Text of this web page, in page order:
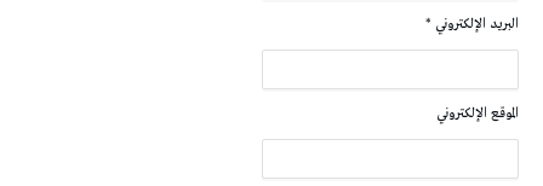
البريد الإلكتروني *
الموقع الإلكتروني